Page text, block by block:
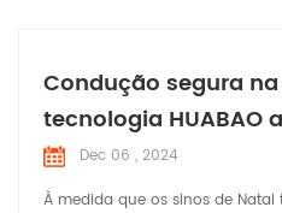
Condução segura
tecnologia HUABAO
Dec 06 , 2024
À medida que os sinos de